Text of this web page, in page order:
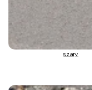
szary